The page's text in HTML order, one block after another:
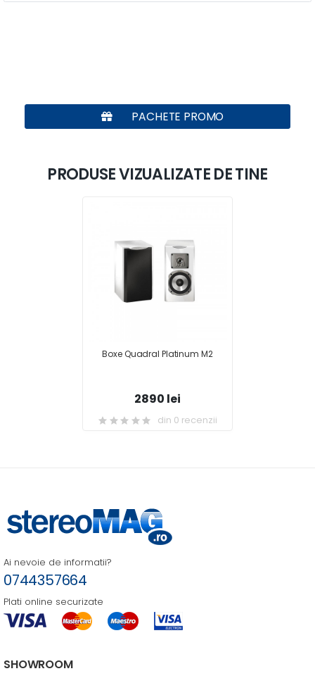
PACHETE PROMO
PRODUSE VIZUALIZATE DE TINE
Boxe Quadral Platinum M2
2890 lei
din 0 recenzii
Ai nevoie de informatii?
0744357664
Plati online securizate
SHOWROOM